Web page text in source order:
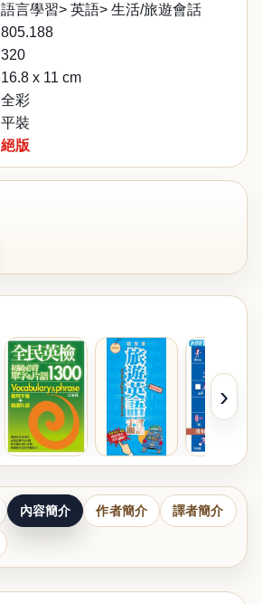
語言學習> 英語> 生活/旅遊會話
805.188
320
16.8 x 11 cm
全彩
平裝
絕版
›
內容簡介 作者簡介 譯者簡介